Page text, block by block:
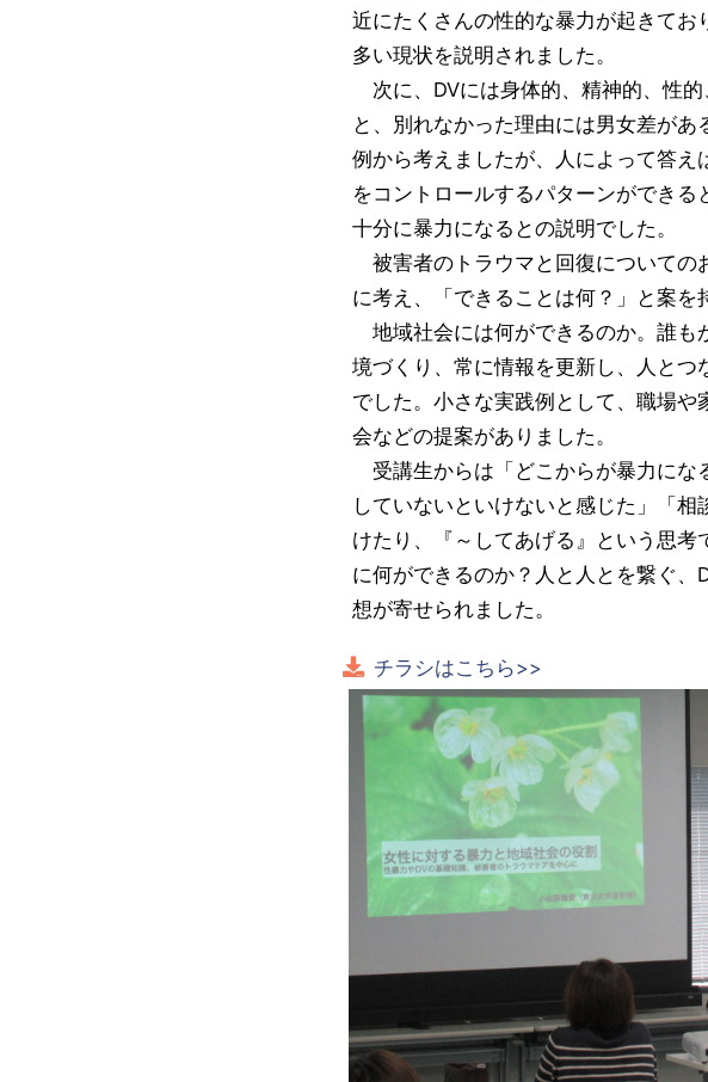
近にたくさんの性的な暴力が起きて
多い現状を説明されました。
次に、DVには身体的、精神的、性
と、別れなかった理由には男女差が
例から考えましたが、人によって答
をコントロールするパターンができ
十分に暴力になるとの説明でした。
被害者のトラウマと回復についての
に考え、「できることは何？」と案を
地域社会には何ができるのか。誰も
境づくり、常に情報を更新し、人と
でした。小さな実践例として、職場
会などの提案がありました。
受講生からは「どこからが暴力にな
していないといけないと感じた」「
けたり、『～してあげる』という思
に何ができるのか？人と人とを繋ぐ
想が寄せられました。
チラシはこちら>>